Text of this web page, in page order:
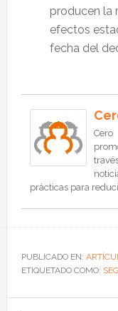
producen la
efectos
fecha del
prácticas para
PUBLICADO EN:
ETIQUETADO COMO: